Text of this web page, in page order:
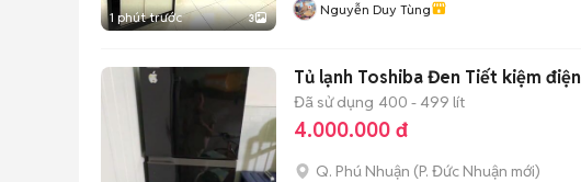
1 phút trước 3 Nguyễn Duy Tùng
Tủ lạnh Toshiba Đen Tiết kiệm điện
Đã sử dụng 400 - 499 lít
4.000.000 đ
Q. Phú Nhuận (P. Đức Nhuận mới)